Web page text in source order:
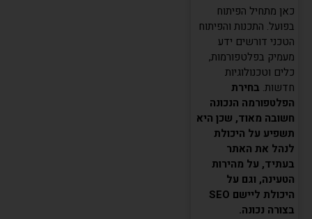
כאן מתחיל הפיתוח
בפועל. התכנות והפיתוח
הטכני דורשים ידע
מעמיק בפלטפורמות,
כלים וטכנולוגיות
חדשות. בחירת
הפלטפורמה הנכונה
חשובה מאוד, שכן היא
תשפיע על היכולת
לנהל את האתר
בעתיד, על מהירות
הטעינה, וגם על
היכולת ליישם SEO
בצורה נכונה.